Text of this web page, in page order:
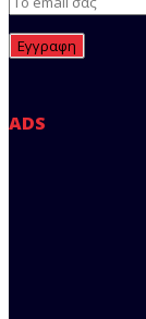
ADS